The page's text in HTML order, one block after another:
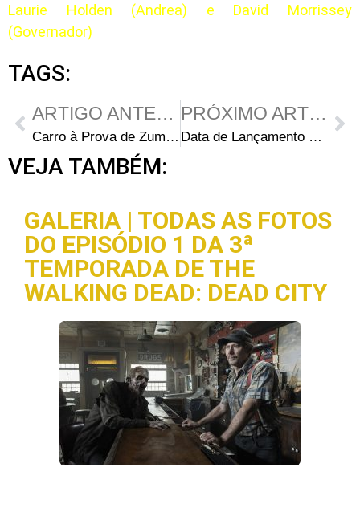
Laurie Holden (Andrea) e David Morrissey
(Governador)
TAGS:
ARTIGO ANTERIOR
Carro à Prova de Zumbis da Hyundai Projetado por Kirkman
PRÓXIMO ARTIGO
Data de Lançamento do Episódio 2 do Jogo de Walking Dead
VEJA TAMBÉM:
GALERIA | TODAS AS FOTOS
DO EPISÓDIO 1 DA 3ª
TEMPORADA DE THE
WALKING DEAD: DEAD CITY